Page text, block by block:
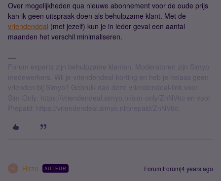
Over mogelijkheden qua nieuwe abonnement voor de oude prijs
kan ik geen uitspraak doen als behulpzame klant. Met de
vriendendeal (met jezelf) kun je in ieder geval een aantal
maanden het verschil minimaliseren.
Forum experts zijn behulpzame klanten. Moderatoren zijn Simyo
medewerkers. Wil je vriendendeal-korting en heb je helaas geen
vrienden bij Simyo? Gebruik dan deze vriendendeal-link voor
Sim-Only: https://vriendendeal.simyo.nl/sim-only/ZnNV6c en voor
Prepaid: https://vriendendeal.simyo.nl/prepaid/ZnNV6c.
H Hirzo AUTEUR Forum|Forum|4 years ago